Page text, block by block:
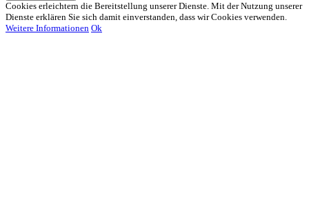
Cookies erleichtern die Bereitstellung unserer Dienste. Mit der Nutzung unserer
Dienste erklären Sie sich damit einverstanden, dass wir Cookies verwenden.
Weitere Informationen Ok